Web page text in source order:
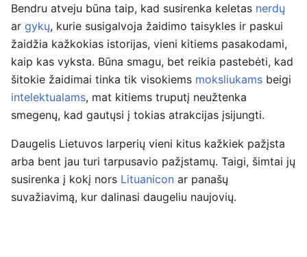
Bendru atveju būna taip, kad susirenka keletas nerdų
ar gykų, kurie susigalvoja žaidimo taisykles ir paskui
žaidžia kažkokias istorijas, vieni kitiems pasakodami,
kaip kas vyksta. Būna smagu, bet reikia pastebėti, kad
šitokie žaidimai tinka tik visokiems moksliukams beigi
intelektualams, mat kitiems truputį neužtenka
smegenų, kad gautųsi į tokias atrakcijas įsijungti.
Daugelis Lietuvos larperių vieni kitus kažkiek pažįsta
arba bent jau turi tarpusavio pažįstamų. Taigi, šimtai jų
susirenka į kokį nors Lituanicon ar panašų
suvažiavimą, kur dalinasi daugeliu naujovių.